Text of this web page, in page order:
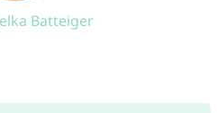
Batteiger